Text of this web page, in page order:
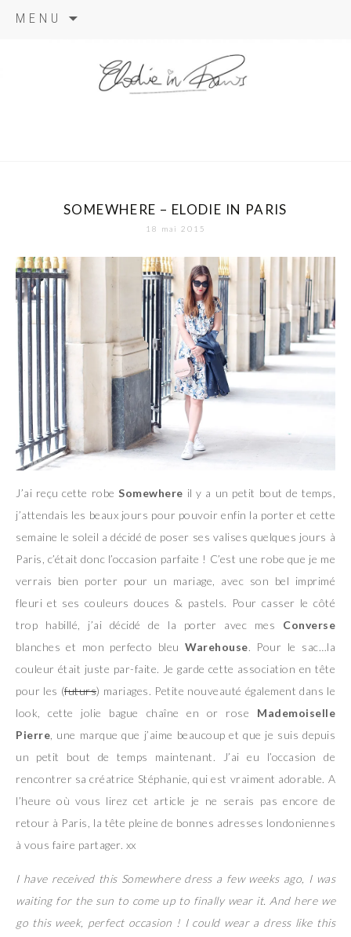
MENU
SOMEWHERE – ELODIE IN PARIS
18 mai 2015
J’ai reçu cette robeSomewhere il y a un petit bout de temps,
j’attendais les beaux jours pour pouvoir enfin la porter et cette
semaine le soleil a décidé de poser ses valises quelques jours à
Paris, c’était donc l’occasion parfaite ! C’est une robe que je me
verrais bien porter pour un mariage, avec son bel imprimé
fleuri et ses couleurs douces & pastels. Pour casser le côté
trop habillé, j’ai décidé de la porter avec mes Converse
blanches et mon perfecto bleuWarehouse. Pour le sac…la
couleur était juste par-faite. Je garde cette association en tête
pour les (futurs) mariages. Petite nouveauté également dans le
look, cette jolie bague chaîne en or rose Mademoiselle
Pierre , une marque que j’aime beaucoup et que je suis depuis
un petit bout de temps maintenant. J’ai eu l’occasion de
rencontrer sa créatrice Stéphanie, qui est vraiment adorable. A
l’heure où vous lirez cet article je ne serais pas encore de
retour à Paris, la tête pleine de bonnes adresses londoniennes
à vous faire partager. xx
I have received this Somewhere dress a few weeks ago, I was
waiting for the sun to come up to finally wear it. And here we
go this week, perfect occasion ! I could wear a dress like this